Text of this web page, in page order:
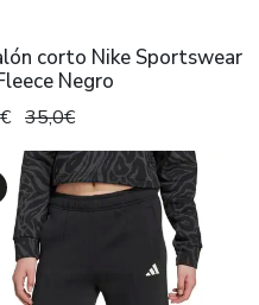
corto Nike Sportswear
Negro
35,0€